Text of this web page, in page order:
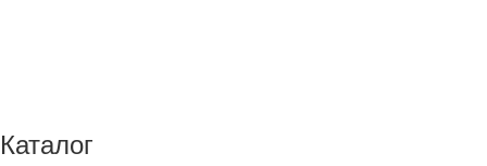
Каталог